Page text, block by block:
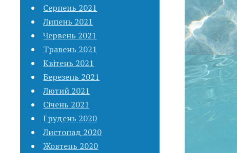
Серпень 2021
Липень 2021
Червень 2021
Травень 2021
Квітень 2021
Березень 2021
Лютий 2021
Січень 2021
Грудень 2020
Листопад 2020
Жовтень 2020